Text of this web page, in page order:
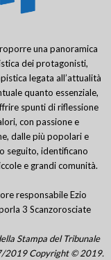
una panoramica
dei protagonisti,
legata all’attualità
quanto essenziale,
spunti di riflessione
con passione e
dalle più popolari e
seguito, identificano
e grandi comunità.
responsabile Ezio
3 Scanzorosciate
Stampa del Tribunale
2019 Copyright © 2019.